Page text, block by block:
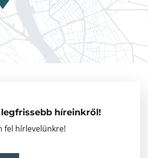
híreinkről!
fel hírlevelünkre!
Vendégkutatók
Partnerszervezetek